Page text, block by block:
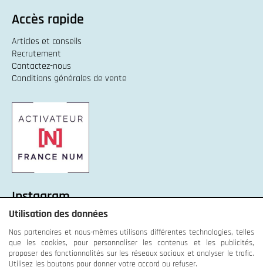
Accès rapide
Articles et conseils
Recrutement
Contactez-nous
Conditions générales de vente
Instagram
Utilisation des données
Nos partenaires et nous-mêmes utilisons différentes technologies, telles
que les cookies, pour personnaliser les contenus et les publicités,
proposer des fonctionnalités sur les réseaux sociaux et analyser le trafic.
Utilisez les boutons pour donner votre accord ou refuser.